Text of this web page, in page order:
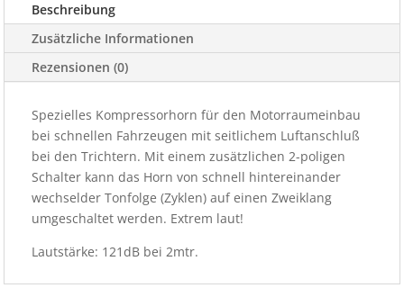
Beschreibung
Zusätzliche Informationen
Rezensionen (0)
Spezielles Kompressorhorn für den Motorraumeinbau
bei schnellen Fahrzeugen mit seitlichem Luftanschluß
bei den Trichtern. Mit einem zusätzlichen 2-poligen
Schalter kann das Horn von schnell hintereinander
wechselder Tonfolge (Zyklen) auf einen Zweiklang
umgeschaltet werden. Extrem laut!
Lautstärke: 121dB bei 2mtr.